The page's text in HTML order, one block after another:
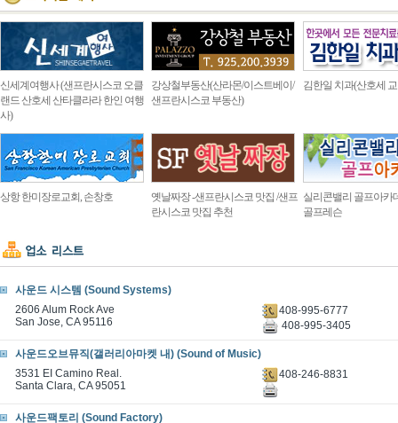
신세계여행사 (샌프란시스코 오클
랜드 산호세 산타클라라 한인 여행
사)
강상철부동산(산라몬/이스트베이/
샌프란시스코 부동산)
김한일 치과(산호세
상항 한미장로교회, 손창호
옛날짜장 -샌프란시스코 맛집 /샌프
란시스코 맛집 추천
실리콘밸리 골프아카
골프레슨
사운드 시스템 (Sound Systems)
2606 Alum Rock Ave
San Jose, CA 95116
408-995-6777
408-995-3405
사운드오브뮤직(갤러리아마켓 내) (Sound of Music)
3531 EI Camino Real.
Santa Clara, CA 95051
408-246-8831
사운드팩토리 (Sound Factory)